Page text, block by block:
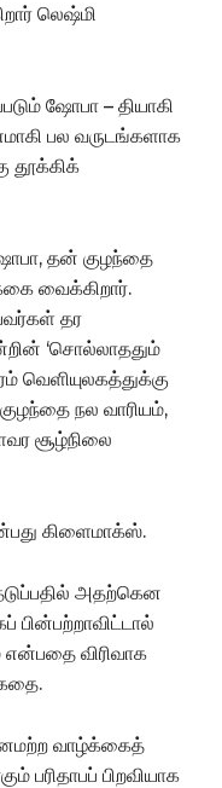
லெஷ்மி
ஷோபா – தியாகி
பல வருடங்களாக
தூக்கிக்
தன் குழந்தை
வைக்கிறார்.
தர
‘சொல்லாததும்
வெளியுலகத்துக்கு
நல வாரியம்,
சூழ்நிலை
கிளைமாக்ஸ்.
அதற்கென
பின்பற்றாவிட்டால்
விரிவாக
வாழ்க்கைத்
பரிதாபப் பிறவியாக